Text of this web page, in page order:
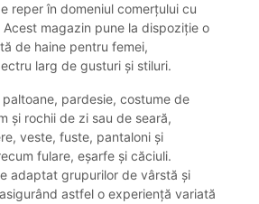
reper în domeniul comerțului cu
magazin pune la dispoziție o
de haine pentru femei,
larg de gusturi și stiluri.
pardesie, costume de
și rochii de zi sau de seară,
veste, fuste, pantaloni și
fulare, eșarfe și căciuli.
adaptat grupurilor de vârstă și
astfel o experiență variată